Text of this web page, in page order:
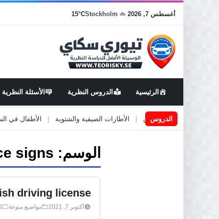
أغسطس 7, 2026 Stockholm
15°C
الرئيسية الدروس النظرية الأسئلة النظرية
الدروس
او صيانة الطرق | الأطارات الصيفية والشتوية | الأطفال في السيارة
الوسم: signs
driving license
أكتوبر 7, 2021 مواضيع منوعة